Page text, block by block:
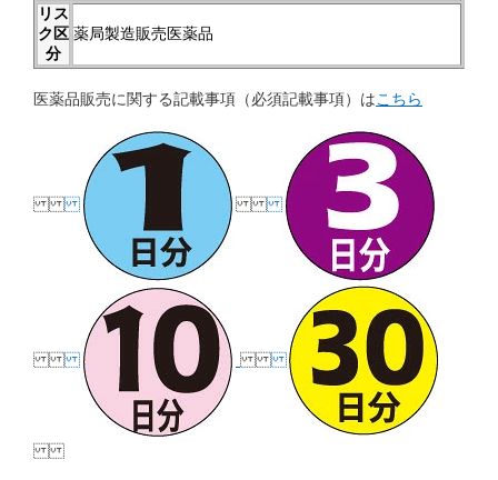
リス
ク区
分
薬局製造販売医薬品
医薬品販売に関する記載事項（必須記載事項）はこちら